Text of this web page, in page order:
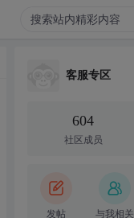
客服专区
604
社区成员
发帖 与我相关